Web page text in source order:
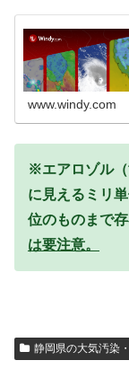
www.windy.com
※エアロゾル（
に見えるミリ
位のものまで存
は要注意。
静岡県の大気汚染